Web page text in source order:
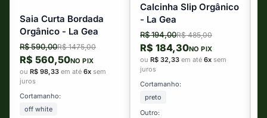
Saia Curta Bordada
Orgânico - La Gea
R$ 590,00R$ 1475,00
R$ 560,50NO PIX
ou R$ 98,33 em até 6x sem
juros
Cortamanho:
off white
Calcinha Slip Orgânico
- La Gea
R$ 194,00R$ 485,00
R$ 184,30NO PIX
ou R$ 32,33 em até 6x sem
juros
Cortamanho:
preto
Outro: